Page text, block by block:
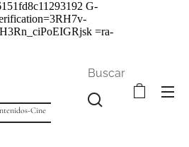
G-
=ra-
Cine
Buscar